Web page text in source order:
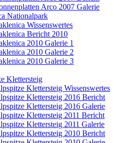
Arco 2007 Galerie
Nationalpark
Wissenswertes
Bericht 2010
2010 Galerie 1
2010 Galerie 2
2010 Galerie 3
Klettersteig
Klettersteig Wissenswertes
Klettersteig 2016 Bericht
Klettersteig 2016 Galerie
Klettersteig 2011 Bericht
Klettersteig 2011 Galerie
Klettersteig 2010 Bericht